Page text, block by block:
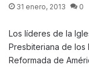
31 enero, 2013 0
Los líderes de la
Presbiteriana de los
Reformada de